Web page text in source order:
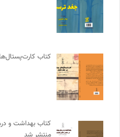
کتاب
کتاب بهداشت و